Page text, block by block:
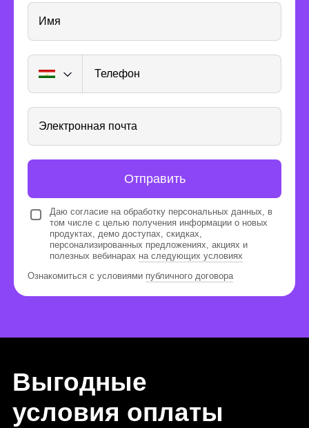
Имя
Телефон
Электронная почта
Отправить
Даю согласие на обработку персональных данных, в
том числе с целью получения информации о новых
продуктах, демо доступах, скидках,
персонализированных предложениях, акциях и
полезных вебинарах на следующих условиях
Ознакомиться с условиями публичного договора